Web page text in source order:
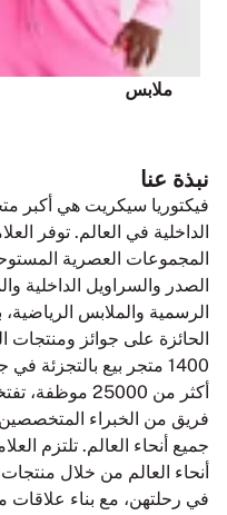
ملابس
نبذة عنا
فيكتوريا سيكريت هي أكبر
الداخلية في العالم. توفر
المجموعات العصرية
الصدر والسراويل الداخلية
الرسمية والملابس
الحائزة على جوائز ومنتجات
1400 متجر بيع بالتجزئة
أكثر من 25000
فريق من الخبراء
جميع أنحاء العالم. تلتزم
أنحاء العالم من خلال
في رحلتهن، مع بناء علاقات